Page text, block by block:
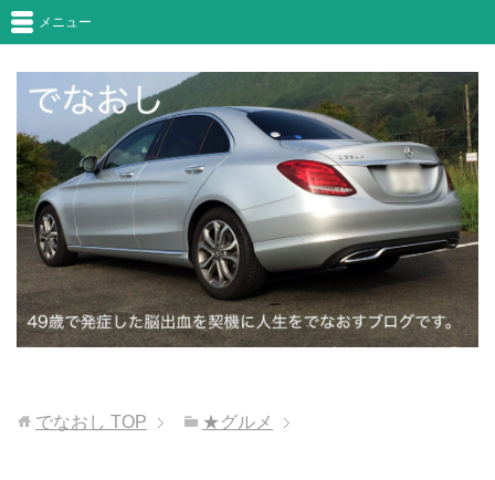
メニュー
でなおし TOP ★グルメ